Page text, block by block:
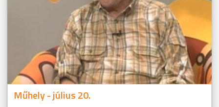
Műhely - július 20.